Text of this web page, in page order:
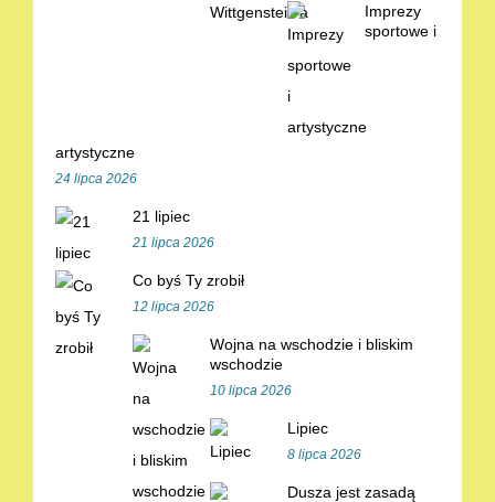
Imprezy
sportowe i
artystyczne
24 lipca 2026
21 lipiec
21 lipca 2026
Co byś Ty zrobił
12 lipca 2026
Wojna na wschodzie i bliskim
wschodzie
10 lipca 2026
Lipiec
8 lipca 2026
Dusza jest zasadą